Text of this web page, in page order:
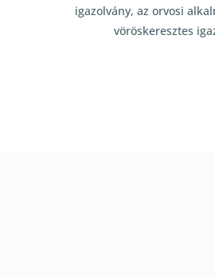
igazolvány, az orvosi
vöröskeresztes